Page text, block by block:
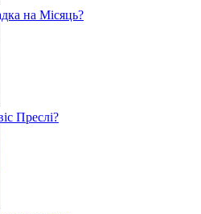
на Місяць?
Преслі?